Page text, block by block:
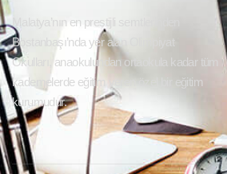
Malatya’nın en prestijli semtlerinden
Bostanbaşı’nda yer alan
Okulları,
anaokulundan ortaokula kadar tüm
kademelerde eğitim veren özel bir eğitim
kurumudur.